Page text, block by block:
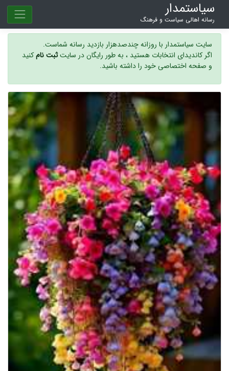
سیاستمدار
رسانه اهالی سیاست و فرهنگ
سایت سیاستمدار با روزانه چندصدهزار بازدید رسانه شماست.
اگر کاندیدای انتخابات هستید ، به طور رایگان در سایتثبت نامکنید
و صفحه اختصاصی خود را داشته باشید.